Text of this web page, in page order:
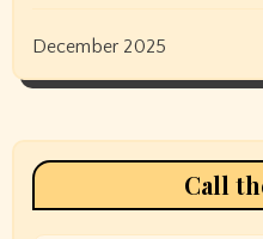
December 2025
Call